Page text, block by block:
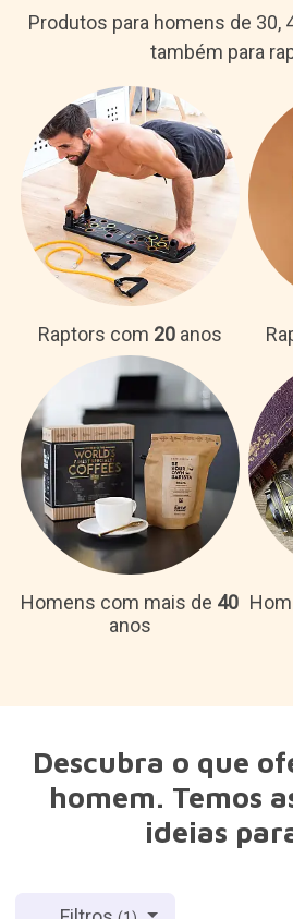
Produtos para homens de 30,
também para
Raptors com 20anos
Homens com mais de 40
anos
Descubra o que
homem. Temos
ideias